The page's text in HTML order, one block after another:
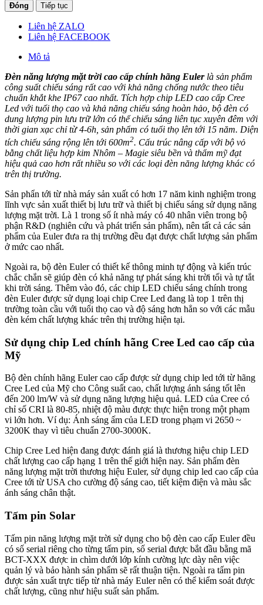
Đóng Tiếp tục
Liên hệ ZALO
Liên hệ FACEBOOK
Mô tả
Đèn năng lượng mặt trời cao cấp chính hãng Eulerlà sản phẩm
công suất chiếu sáng rất cao với khả năng chống nước theo tiêu
chuẩn khắt khe IP67 cao nhất. Tích hợp chip LED cao cấp Cree
Led với tuổi thọ cao và khả năng chiếu sáng hoàn hảo, bộ đèn có
dung lượng pin lưu trữ lớn có thể chiếu sáng liên tục xuyên đêm với
thời gian xạc chỉ từ 4-6h, sản phẩm có tuổi thọ lên tới 15 năm. Diện
tích chiếu sáng rộng lên tới 600m2. Cấu trúc nâng cấp với bộ vỏ
bằng chất liệu hợp kim Nhôm – Magie siêu bền và thẩm mỹ đạt
hiệu quả cao hơn rất nhiều so với các loại đèn năng lượng khác có
trên thị trường.
Sản phẩn tới từ nhà máy sản xuất có hơn 17 năm kinh nghiệm trong
lĩnh vực sản xuất thiết bị lưu trữ và thiết bị chiếu sáng sử dụng năng
lượng mặt trời. Là 1 trong số ít nhà máy có 40 nhân viên trong bộ
phận R&D (nghiên cứu và phát triển sản phẩm), nên tất cả các sản
phẩm của Euler đưa ra thị trường đều đạt được chất lượng sản phẩm
ở mức cao nhất.
Ngoài ra, bộ đèn Euler có thiết kế thông minh tự động và kiến trúc
chắc chắn sẽ giúp đèn có khả năng tự phát sáng khi trời tối và tự tắt
khi trời sáng. Thêm vào đó, các chip LED chiếu sáng chính trong
đèn Euler được sử dụng loại chip Cree Led đang là top 1 trên thị
trường toàn cầu với tuổi thọ cao và độ sáng hơn hẳn so với các mẫu
đèn kém chất lượng khác trên thị trường hiện tại.
Sử dụng chip Led chính hãng Cree Led cao cấp của
Mỹ
Bộ đèn chính hãng Euler cao cấp được sử dụng chip led tới từ hãng
Cree Led của Mỹ cho Công suất cao, chất lượng ánh sáng tốt lên
đến 200 lm/W và sử dụng năng lượng hiệu quả. LED của Cree có
chỉ số CRI là 80-85, nhiệt độ màu được thực hiện trong một phạm
vi lớn hơn. Ví dụ: Ánh sáng ấm của LED trong phạm vi 2650 ~
3200K thay vì tiêu chuẩn 2700-3000K.
Chip Cree Led hiện đang được đánh giá là thương hiệu chip LED
chất lượng cao cấp hạng 1 trên thế giới hiện nay. Sản phẩm đèn
năng lượng mặt trời thương hiệu Euler, sử dụng chip led cao cấp của
Cree tới từ USA cho cường độ sáng cao, tiết kiệm điện và màu sắc
ánh sáng chân thật.
Tấm pin Solar
Tấm pin năng lượng mặt trời sử dụng cho bộ đèn cao cấp Euler đều
có số serial riêng cho từng tấm pin, số serial được bắt đầu bằng mã
BCT-XXX được in chìm dưới lớp kính cường lực dày nên việc
quản lý và bảo hành sản phẩm sẽ rất thuận tiện. Ngoài ra tấm pin
được sản xuất trực tiếp từ nhà máy Euler nên có thể kiểm soát được
chất lượng, cũng như hiệu suất sản phẩm.